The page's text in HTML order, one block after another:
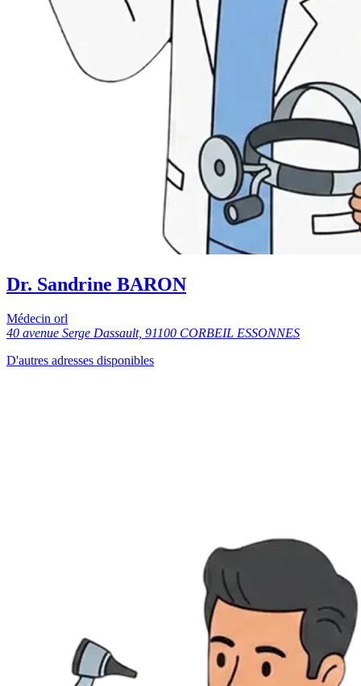
Dr. Sandrine BARON
Médecin orl
40 avenue Serge Dassault, 91100 CORBEIL ESSONNES
D'autres adresses disponibles